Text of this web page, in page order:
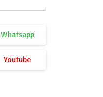
Whatsapp
Youtube